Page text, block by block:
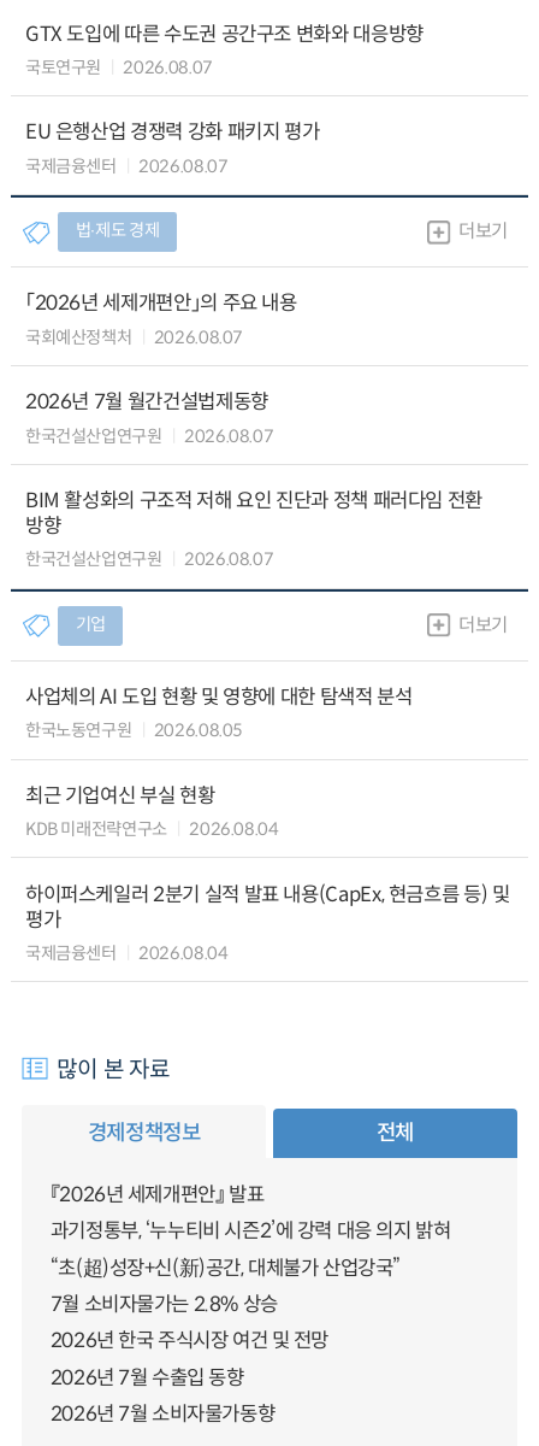
GTX 도입에 따른 수도권 공간구조 변화와 대응방향
국토연구원 2026.08.07
EU 은행산업 경쟁력 강화 패키지 평가
국제금융센터 2026.08.07
법∙제도 경제 더보기
「2026년 세제개편안」의 주요 내용
국회예산정책처 2026.08.07
2026년 7월 월간건설법제동향
한국건설산업연구원 2026.08.07
BIM 활성화의 구조적 저해 요인 진단과 정책 패러다임 전환
방향
한국건설산업연구원 2026.08.07
기업 더보기
사업체의 AI 도입 현황 및 영향에 대한 탐색적 분석
한국노동연구원 2026.08.05
최근 기업여신 부실 현황
KDB 미래전략연구소 2026.08.04
하이퍼스케일러 2분기 실적 발표 내용(CapEx, 현금흐름 등) 및
평가
국제금융센터 2026.08.04
많이 본 자료
경제정책정보 전체
『2026년 세제개편안』 발표
과기정통부, ‘누누티비 시즌2’에 강력 대응 의지 밝혀
“초(超)성장+신(新)공간, 대체불가 산업강국”
7월 소비자물가는 2.8% 상승
2026년 한국 주식시장 여건 및 전망
2026년 7월 수출입 동향
2026년 7월 소비자물가동향